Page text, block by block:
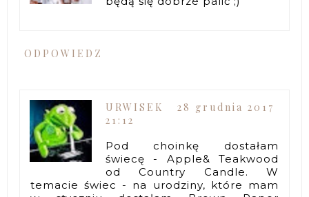
ODPOWIEDZ
URWISEK
28 grudnia 2017
21:12
Pod choinkę dostałam
świecę - Apple& Teakwood
od Country Candle. W
temacie świec - na urodziny, które mam